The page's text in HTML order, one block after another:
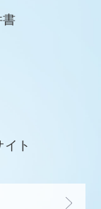
書
ト